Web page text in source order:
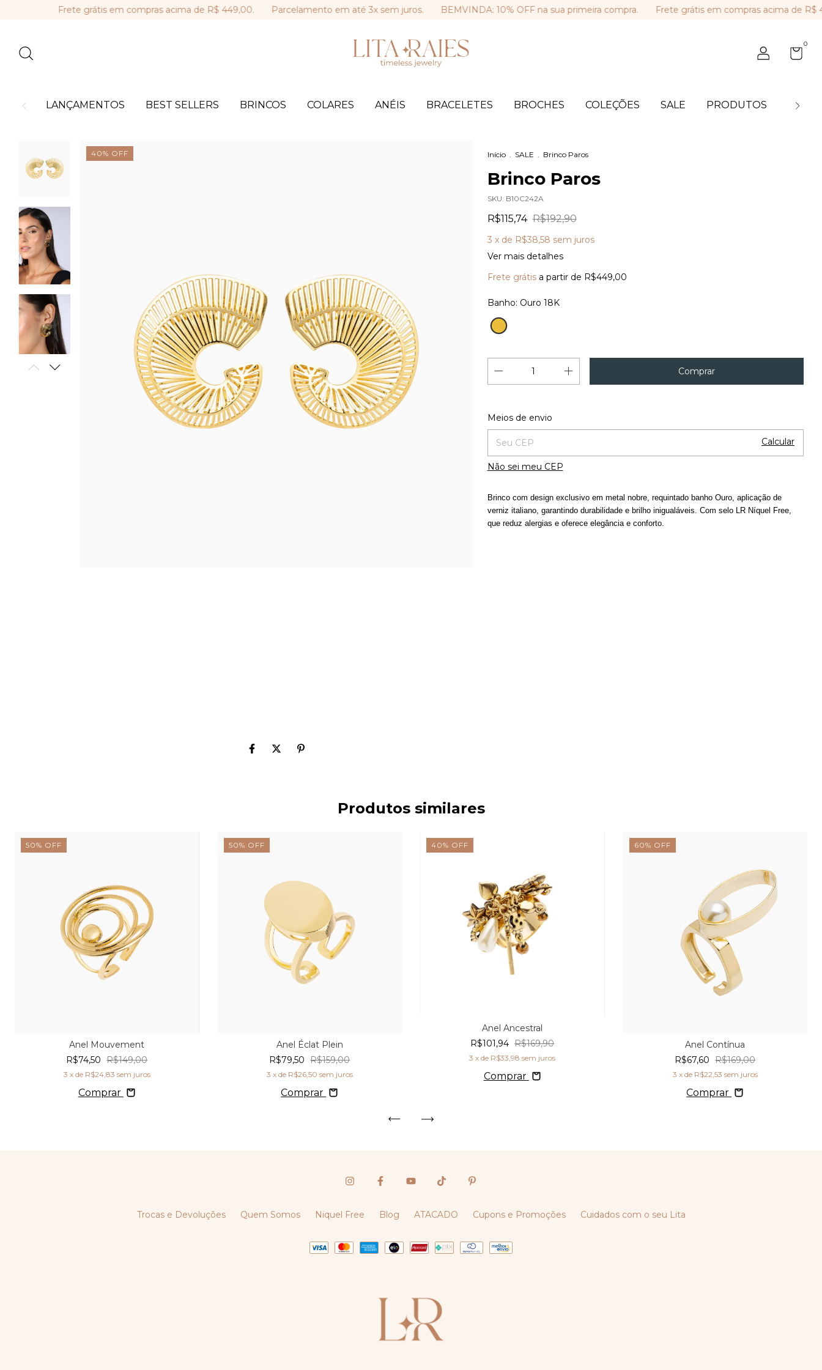
Frete grátis em compras acima de R$ 449,00. Parcelamento em até 3x sem juros. BEMVINDA: 10% OFF na sua primeira compra. Frete grátis em compras acima de R$ 449,00.
0
LANÇAMENTOS BEST SELLERS BRINCOS COLARES ANÉIS BRACELETES BROCHES COLEÇÕES SALE PRODUTOS BLOG
40% OFF Início . SALE . Brinco Paros
Brinco Paros
SKU: B10C242A
R$115,74 R$192,90
3 x de R$38,58 sem juros
Ver mais detalhes
Frete grátis a partir de R$449,00
Banho: Ouro 18K
Ouro
18K
Entregas para o CEP:
Meios de envio
Calcular
Não sei meu CEP
Brinco com design exclusivo em metal nobre, requintado banho Ouro, aplicação de
verniz italiano, garantindo durabilidade e brilho inigualáveis. Com selo LR Níquel Free,
que reduz alergias e oferece elegância e conforto.
Produtos similares
50% OFF
Anel Mouvement
R$74,50 R$149,00
3 x de R$24,83 sem juros
Comprar
50% OFF
Anel Éclat Plein
R$79,50 R$159,00
3 x de R$26,50 sem juros
Comprar
40% OFF
Anel Ancestral
R$101,94 R$169,90
3 x de R$33,98 sem juros
Comprar
60% OFF
Anel Contínua
R$67,60 R$169,00
3 x de R$22,53 sem juros
Comprar
Trocas e Devoluções Quem Somos Niquel Free Blog ATACADO Cupons e Promoções Cuidados com o seu Lita